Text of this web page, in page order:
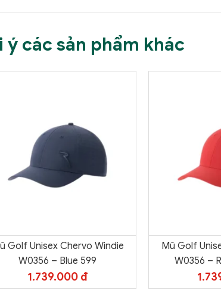
ý các sản phẩm khác
Golf Unisex Chervo Windie
W0356 – Blue 599
1.739.000 đ
Mũ Golf
W0356 –